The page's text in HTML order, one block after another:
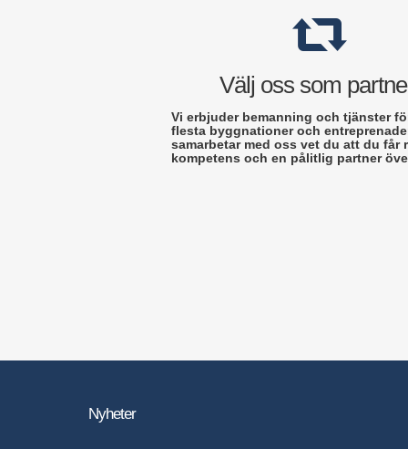
Välj oss som
Vi erbjuder bemanning och tjänster
flesta byggnationer och
samarbetar med oss vet du att du får
kompetens och en pålitlig partner
Nyheter